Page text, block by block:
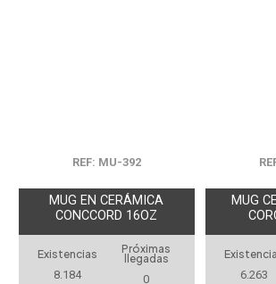
REF: MU-392
MUG EN CERÁMICA
CONCCORD 16OZ
Existencias
8.184
Próximas
llegadas
0
MUG
6.263